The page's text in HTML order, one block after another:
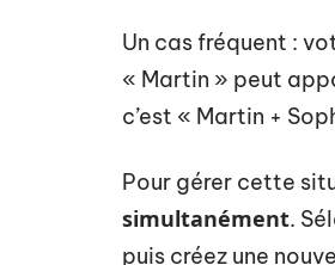
Un cas fréquent :
« Martin » peut
c’est « Martin +
Pour gérer cette
simultanément.
puis créez une